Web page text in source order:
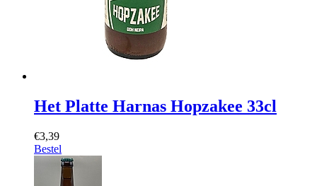
Het Platte Harnas Hopzakee 33cl
€3,39
Bestel